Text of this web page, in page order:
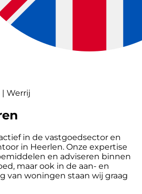
Werrij
in de vastgoedsector en
in Heerlen. Onze expertise
en adviseren binnen
maar ook in de aan- en
van woningen staan wij graag